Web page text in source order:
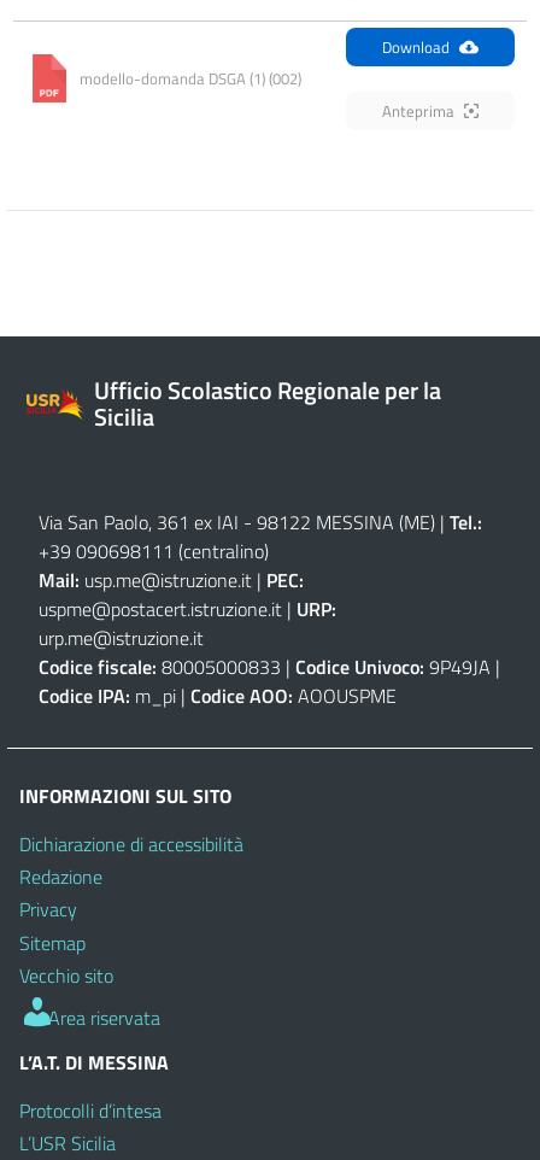
modello-domanda DSGA (1) (002)
Download
Anteprima
Ufficio Scolastico Regionale per la
Sicilia
Via San Paolo, 361 ex IAI - 98122 MESSINA (ME) | Tel.:
+39 090698111 (centralino)
Mail: usp.me@istruzione.it | PEC:
uspme@postacert.istruzione.it | URP:
urp.me@istruzione.it
Codice fiscale: 80005000833 | Codice Univoco: 9P49JA |
Codice IPA: m_pi | Codice AOO: AOOUSPME
INFORMAZIONI SUL SITO
Dichiarazione di accessibilità
Redazione
Privacy
Sitemap
Vecchio sito
Area riservata
L’A.T. DI MESSINA
Protocolli d’intesa
L’USR Sicilia